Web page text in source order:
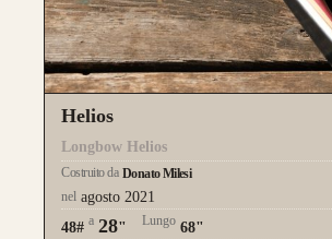
Helios
Longbow Helios
Costruito da Donato Milesi
nel agosto 2021
48# a 28" Lungo 68"